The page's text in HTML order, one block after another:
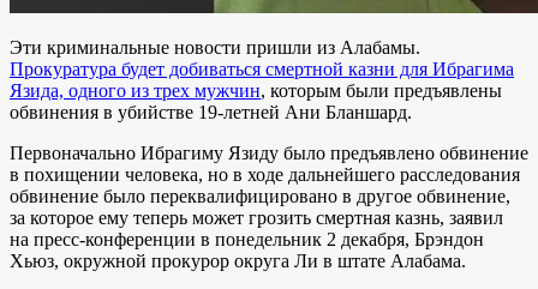
Эти криминальные новости пришли из Алабамы.
Прокуратура будет добиваться смертной казни для Ибрагима
Язида, одного из трех мужчин, которым были предъявлены
обвинения в убийстве 19-летней Ани Бланшард.
Первоначально Ибрагиму Язиду было предъявлено обвинение
в похищении человека, но в ходе дальнейшего расследования
обвинение было переквалифицировано в другое обвинение,
за которое ему теперь может грозить смертная казнь, заявил
на пресс-конференции в понедельник 2 декабря, Брэндон
Хьюз, окружной прокурор округа Ли в штате Алабама.